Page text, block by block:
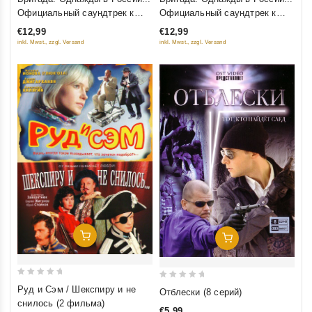
out
5
Официальный саундтрек к
сериалу. Версия Космоса
(2003)
€12,99
inkl. Mwst., zzgl. Versand
out
5
Официальный саундтрек к
сериалу. Версия Фила (2003)
€12,99
inkl. Mwst., zzgl. Versand
Добавить В Корзину
out
Руд и Сэм / Шекспиру и не
снилось (2 фильма)
Добавить В Корзину
Отблески (8 серий)